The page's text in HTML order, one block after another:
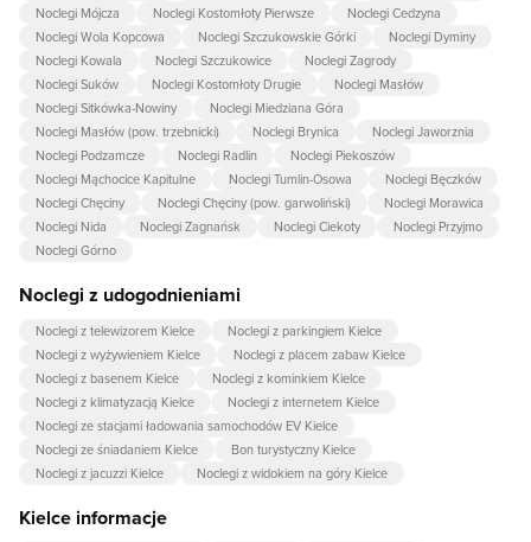
Noclegi Mójcza
Noclegi Kostomłoty Pierwsze
Noclegi Cedzyna
Noclegi Wola Kopcowa
Noclegi Szczukowskie Górki
Noclegi Dyminy
Noclegi Kowala
Noclegi Szczukowice
Noclegi Zagrody
Noclegi Suków
Noclegi Kostomłoty Drugie
Noclegi Masłów
Noclegi Sitkówka-Nowiny
Noclegi Miedziana Góra
Noclegi Masłów (pow. trzebnicki)
Noclegi Brynica
Noclegi Jaworznia
Noclegi Podzamcze
Noclegi Radlin
Noclegi Piekoszów
Noclegi Mąchocice Kapitulne
Noclegi Tumlin-Osowa
Noclegi Bęczków
Noclegi Chęciny
Noclegi Chęciny (pow. garwoliński)
Noclegi Morawica
Noclegi Nida
Noclegi Zagnańsk Noclegi Ciekoty
Noclegi Przyjmo
Noclegi Górno
Noclegi z udogodnieniami
Noclegi z telewizorem Kielce
Noclegi z parkingiem Kielce
Noclegi z wyżywieniem Kielce
Noclegi z placem zabaw Kielce
Noclegi z basenem Kielce
Noclegi z kominkiem Kielce
Noclegi z klimatyzacją Kielce
Noclegi z internetem Kielce
Noclegi ze stacjami ładowania samochodów EV Kielce
Noclegi ze śniadaniem Kielce
Bon turystyczny Kielce
Noclegi z jacuzzi Kielce
Noclegi z widokiem na góry Kielce
Kielce informacje